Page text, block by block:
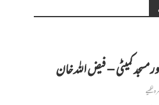
مسجد کمیٹی – فیض اللہ خان
لکھیے